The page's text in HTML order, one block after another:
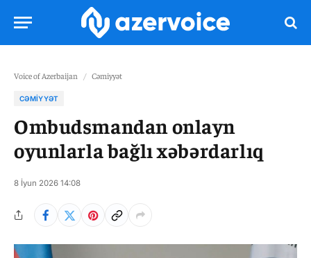
Voice of Azerbaijan / Cəmiyyət
CƏMIYYƏT
Ombudsmandan onlayn
oyunlarla bağlı xəbərdarlıq
8 İyun 2026 14:08